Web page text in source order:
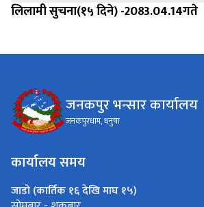
लिलामी सुचना(१५ दिने) -2083.04.14गते
जनकपुर भन्सार कार्यालय
जनकपुरधाम, धनुषा
कार्यालय समय
जाडो (कार्तिक १६ देखि माघ १५)